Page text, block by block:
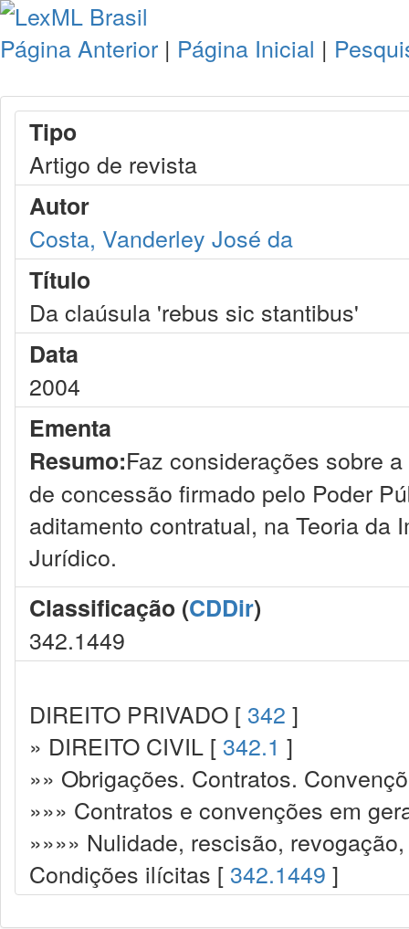
Página Anterior | Página Inicial |
Tipo
Artigo de revista
Autor
Costa, Vanderley José da
Título
Da claúsula 'rebus sic stantibus'
Data
2004
Ementa
Resumo:Faz considerações sobre
de concessão firmado pelo Poder
aditamento contratual, na Teoria da
Jurídico.
Classificação (CDDir)
342.1449
DIREITO PRIVADO [ 342 ]
» DIREITO CIVIL [ 342.1 ]
»» Obrigações. Contratos.
»»» Contratos e convenções em
»»»» Nulidade, rescisão,
Condições ilícitas [ 342.1449 ]